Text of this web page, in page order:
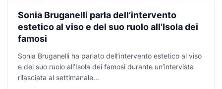
Sonia Bruganelli parla dell’intervento
estetico al viso e del suo ruolo all’Isola dei
famosi
Sonia Bruganelli ha parlato dell’intervento estetico al viso
e del suo ruolo all’Isola dei famosi durante un’intervista
rilasciata al settimanale...